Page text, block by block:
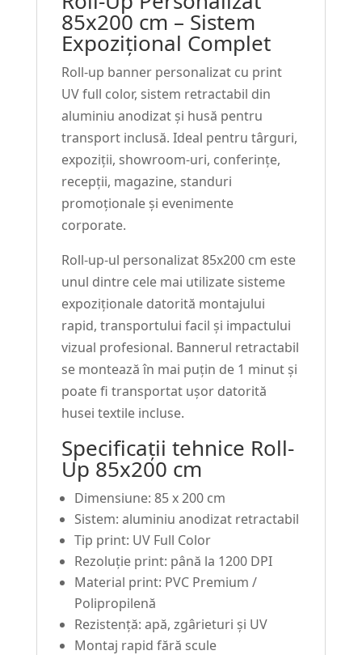
Print
+
Husă
85x200 cm – Sistem
Expozițional Complet
Roll-up banner personalizat cu print
UV full color, sistem retractabil din
aluminiu anodizat și husă pentru
transport inclusă. Ideal pentru târguri,
expoziții, showroom-uri, conferințe,
recepții, magazine, standuri
promoționale și evenimente
corporate.
Roll-up-ul personalizat 85x200 cm este
unul dintre cele mai utilizate sisteme
expoziționale datorită montajului
rapid, transportului facil și impactului
vizual profesional. Bannerul retractabil
se montează în mai puțin de 1 minut și
poate fi transportat ușor datorită
husei textile incluse.
Specificații tehnice Roll-
Up 85x200 cm
Dimensiune: 85 x 200 cm
Sistem: aluminiu anodizat retractabil
Tip print: UV Full Color
Rezoluție print: până la 1200 DPI
Material print: PVC Premium /
Polipropilenă
Rezistență: apă, zgârieturi și UV
Montaj rapid fără scule